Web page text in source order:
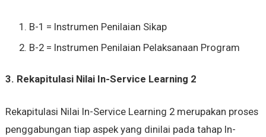
B-1 = Instrumen Penilaian Sikap
B-2 = Instrumen Penilaian Pelaksanaan Program
3. Rekapitulasi Nilai In-Service Learning 2
Rekapitulasi Nilai In-Service Learning 2 merupakan proses
penggabungan tiap aspek yang dinilai pada tahap In-